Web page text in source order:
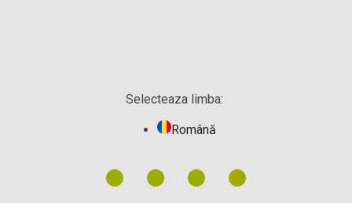
Selecteaza limba:
Română